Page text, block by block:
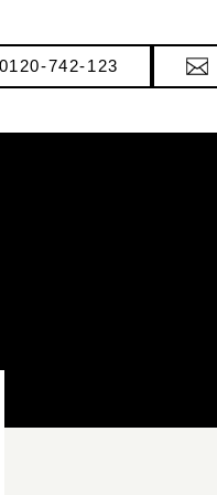
742-123